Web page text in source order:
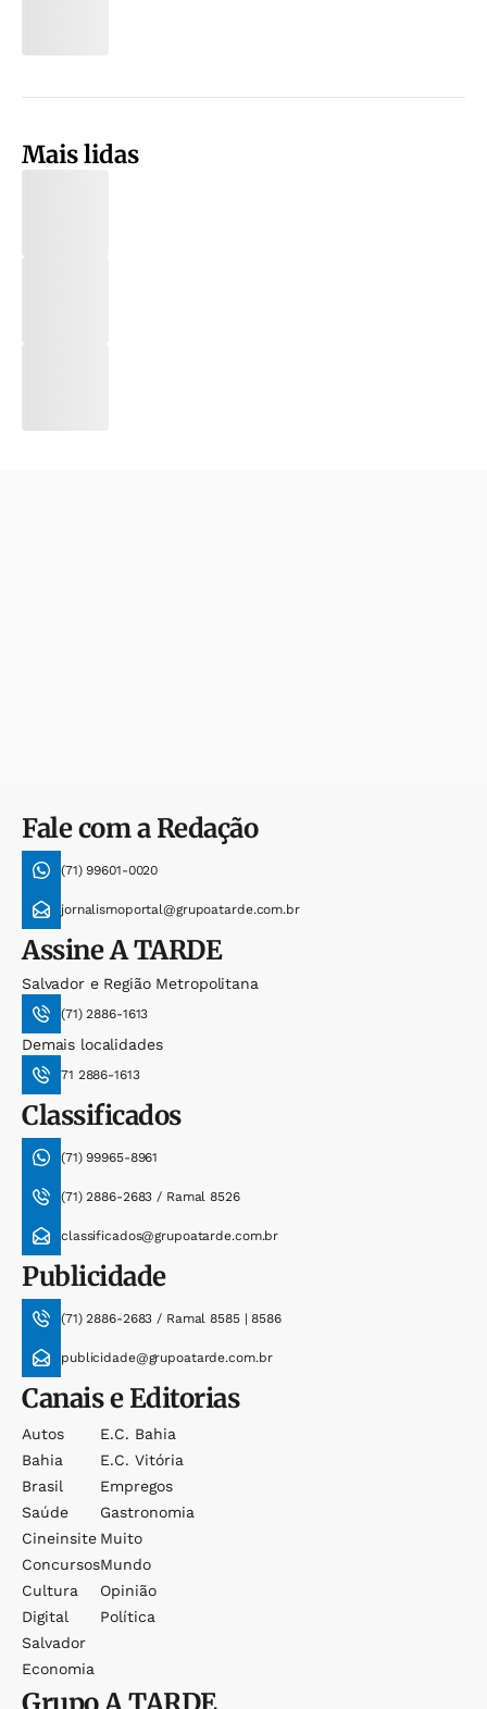
Mais lidas
Fale com a Redação
(71) 99601-0020
jornalismoportal@grupoatarde.com.br
AssineA TARDE
Salvador e Região Metropolitana
(71) 2886-1613
Demais localidades
71 2886-1613
Classificados
(71) 99965-8961
(71) 2886-2683 / Ramal 8526
classificados@grupoatarde.com.br
Publicidade
(71) 2886-2683 / Ramal 8585 | 8586
publicidade@grupoatarde.com.br
Canais e Editorias
Autos
Bahia
Brasil
Saúde
Cineinsite
Concursos
Cultura
Digital
Salvador
Economia
E.c. Bahia
E.c. Vitória
Empregos
Gastronomia
Muito
Mundo
Opinião
Política